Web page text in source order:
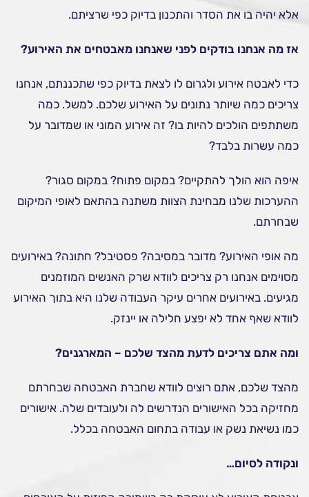
אלא יהיה בו את הסדר והתכנון בדיוק כפי שרציתם.
אז מה אנחנו בודקים לפני שאנחנו מאבטחים את האירוע?
כדי לאבטח אירוע ולגרום לו לצאת בדיוק כפי שתכננתם, אנחנו
צריכים כמה שיותר נתונים על האירוע שלכם. למשל. כמה
משתתפים הולכים להיות בו? זה אירוע המוני או שמדובר על
כמה עשרות בלבד?
איפה הוא הולך להתקיים? במקום פתוח? במקום סגור?
ההערכות שלנו מבחינת הצוות משתנה בהתאם לאופי המיקום
שבחרתם.
מה אופי האירוע? מדובר במסיבה? פסטיבל? חתונה? באירועים
מסוימים אנחנו רק צריכים לוודא שרק האנשים המוזמנים
מגיעים. באירועים אחרים עיקר העבודה שלנו היא בתוך האירוע
לוודא שאף אחד לא יפצע חלילה או יינזק.
ומה אתם צריכים לדעת מהצד שלכם – המארגנים?
מהצד שלכם, אתם רוצים לוודא שחברת האבטחה שבחרתם
מחזיקה בכל האישורים הנדרשים לה ולעובדים שלה. אישורים
כמו נשיאת נשק או עבודה בתחום האבטחה בכלל.
ונקודה לסיום…